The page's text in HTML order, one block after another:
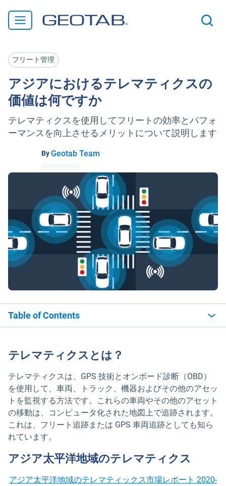
フリート管理
アジアにおけるテレマティクスの
価値は何ですか
テレマティクスを使用してフリートの効率とパフォ
ーマンスを向上させるメリットについて説明します
ByGeotab Team
Table of Contents
テレマティクスとは？
テレマティクスは、GPS 技術とオンボード診断（OBD）
を使用して、車両、トラック、機器およびその他のアセッ
トを監視する方法です。これらの車両やその他のアセット
の移動は、コンピュータ化された地図上で追跡されます。
これは、フリート追跡または GPS 車両追跡としても知ら
れています。
アジア太平洋地域のテレマティクス
アジア太平洋地域のテレマティックス市場レポート 2020-